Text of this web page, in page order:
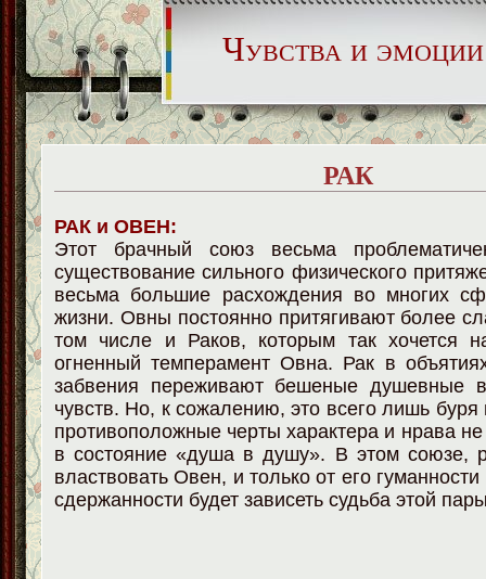
Чувства и эмоции
РАК
РАК и ОВЕН:
Этот брачный союз весьма
существование сильного физического
весьма большие расхождения во многих
жизни. Овны постоянно притягивают более
том числе и Раков, которым так хочется
огненный темперамент Овна. Рак в
забвения переживают бешеные душевные
чувств. Но, к сожалению, это всего лишь буря
противоположные черты характера и нрава
в состояние «душа в душу». В этом союзе,
властвовать Овен, и только от его
сдержанности будет зависеть судьба этой